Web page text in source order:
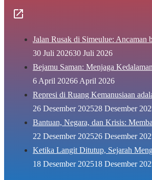
Jalan Rusak di Simeulue: Ancaman
30 Juli 202630 Juli 2026
Bejamu Saman: Menjaga
6 April 20266 April 2026
Represi di Ruang Kemanusiaan
26 Desember 202528 Desember
Bantuan, Negara, dan Krisis:
22 Desember 202526 Desember
Ketika Langit Ditutup, Sejarah
18 Desember 202518 Desember